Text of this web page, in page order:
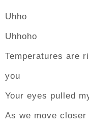
Uhho
Uhhoho
Temperatures are
you
Your eyes pulled
As we move closer